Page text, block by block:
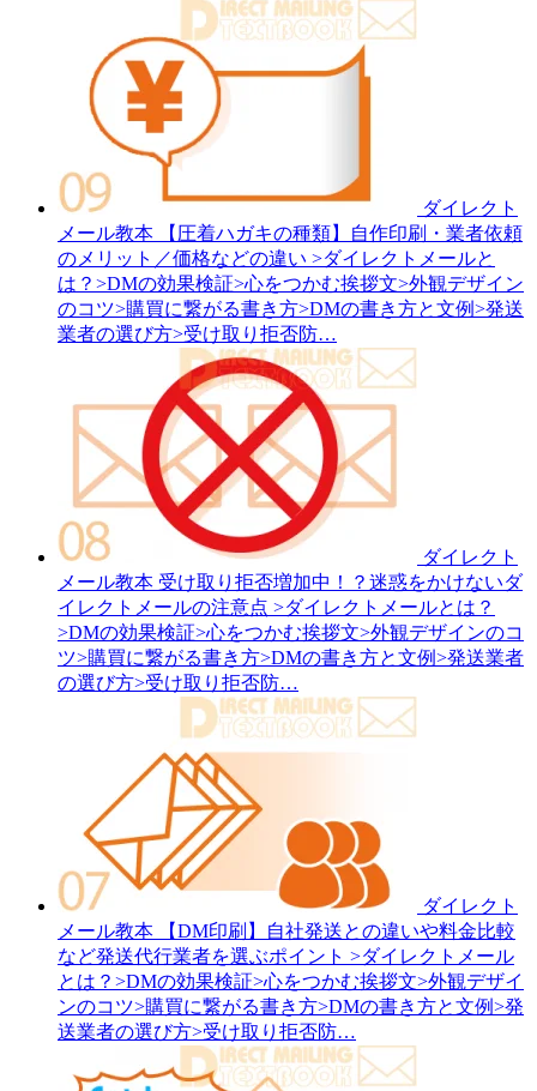
ダイレクト
メール教本
【圧着ハガキの種類】自作印刷・業者依頼
のメリット／価格などの違い >ダイレクトメールと
は？>DMの効果検証>心をつかむ挨拶文>外観デザイン
のコツ>購買に繋がる書き方>DMの書き方と文例>発送
業者の選び方>受け取り拒否防…
ダイレクト
メール教本 受け取り拒否増加中！？迷惑をかけないダ
イレクトメールの注意点 >ダイレクトメールとは？
>DMの効果検証>心をつかむ挨拶文>外観デザインのコ
ツ>購買に繋がる書き方>DMの書き方と文例>発送業者
の選び方>受け取り拒否防…
ダイレクト
メール教本
【DM印刷】自社発送との違いや料金比較
など発送代行業者を選ぶポイント >ダイレクトメール
とは？>DMの効果検証>心をつかむ挨拶文>外観デザイ
ンのコツ>購買に繋がる書き方>DMの書き方と文例>発
送業者の選び方>受け取り拒否防…